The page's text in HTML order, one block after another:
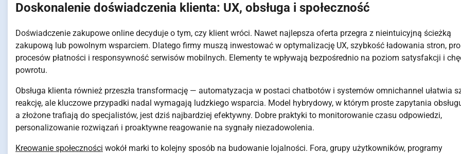
Doskonalenie doświadczenia klienta: UX, obsługa i społeczność
Doświadczenie zakupowe online decyduje o tym, czy klient wróci. Nawet najlepsza oferta przegra z nieintuicyjną ścieżką
zakupową lub powolnym wsparciem. Dlatego firmy muszą inwestować w optymalizację UX, szybkość ładowania stron,
procesów płatności i responsywność serwisów mobilnych. Elementy te wpływają bezpośrednio na poziom satysfakcji i
powrotu.
Obsługa klienta również przeszła transformację — automatyzacja w postaci chatbotów i systemów omnichannel ułatwia
reakcję, ale kluczowe przypadki nadal wymagają ludzkiego wsparcia. Model hybrydowy, w którym proste zapytania
a złożone trafiają do specjalistów, jest dziś najbardziej efektywny. Dobre praktyki to monitorowanie czasu odpowiedzi,
personalizowanie rozwiązań i proaktywne reagowanie na sygnały niezadowolenia.
Kreowanie społeczności wokół marki to kolejny sposób na budowanie lojalności. Fora, grupy użytkowników, programy